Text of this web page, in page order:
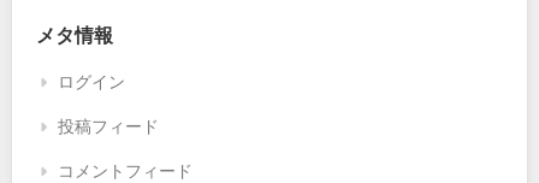
メタ情報
ログイン
投稿フィード
コメントフィード